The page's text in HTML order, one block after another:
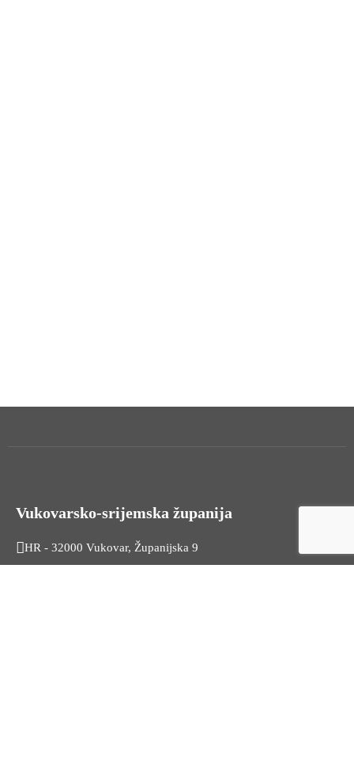
Vukovarsko-srijemska županija
HR - 32000 Vukovar, Županijska 9